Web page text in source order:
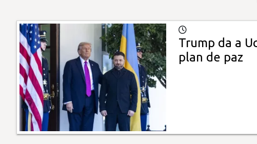
Trump da a
plan de paz